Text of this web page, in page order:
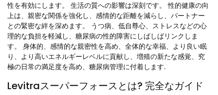
性を有効にします。 生活の質への影響は深刻です。 性的健康の向
上は、親密な関係を強化し、感情的な距離を減らし、パートナー
との緊密な絆を深めます。 うつ病、低自尊心、ストレスなどの心
理的な負担を軽減し、糖尿病の性的障害にしばしばリンクしま
す。 身体的、感情的な親密性を高め、全体的な幸福、より良い眠
り、より高いエネルギーレベルに貢献し、増殖の新たな感覚、究
極の日常の満足度を高め、糖尿病管理に付着します.
Levitraスーパーフォースとは? 完全なガイド